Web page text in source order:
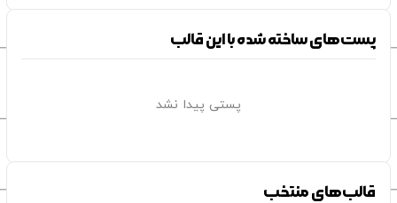
پست‌های ساخته شده با این قالب
پستی پیدا نشد
قالب‌های منتخب